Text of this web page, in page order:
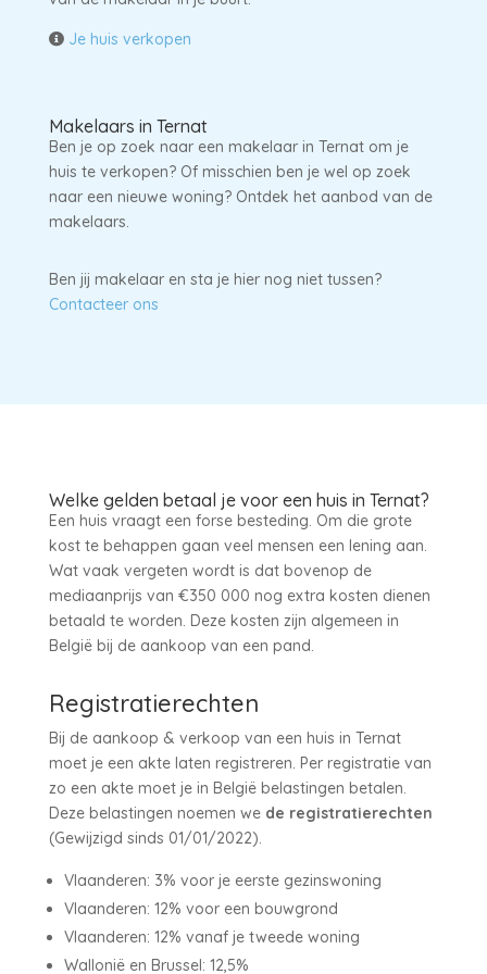
Je huis verkopen
Makelaars in Ternat
Ben je op zoek naar een makelaar in Ternat om je
huis te verkopen? Of misschien ben je wel op zoek
naar een nieuwe woning? Ontdek het aanbod van de
makelaars.
Ben jij makelaar en sta je hier nog niet tussen?
Contacteer ons
Welke gelden betaal je voor een huis in Ternat?
Een huis vraagt een forse besteding. Om die grote
kost te behappen gaan veel mensen een lening aan.
Wat vaak vergeten wordt is dat bovenop de
mediaanprijs van €350 000 nog extra kosten dienen
betaald te worden. Deze kosten zijn algemeen in
België bij de aankoop van een pand.
Registratierechten
Bij de aankoop & verkoop van een huis in Ternat
moet je een akte laten registreren. Per registratie van
zo een akte moet je in België belastingen betalen.
Deze belastingen noemen we de registratierechten
(Gewijzigd sinds 01/01/2022).
Vlaanderen: 3% voor je eerste gezinswoning
Vlaanderen: 12% voor een bouwgrond
Vlaanderen: 12% vanaf je tweede woning
Wallonië en Brussel: 12,5%